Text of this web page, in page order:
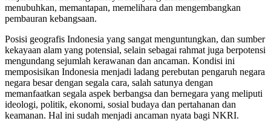
menubuhkan, memantapan, memelihara dan mengembangkan
pembauran kebangsaan.
Posisi geografis Indonesia yang sangat menguntungkan, dan sumber
kekayaan alam yang potensial, selain sebagai rahmat juga berpotensi
mengundang sejumlah kerawanan dan ancaman. Kondisi ini
memposisikan Indonesia menjadi ladang perebutan pengaruh negara
negara besar dengan segala cara, salah satunya dengan
memanfaatkan segala aspek berbangsa dan bernegara yang meliputi
ideologi, politik, ekonomi, sosial budaya dan pertahanan dan
keamanan. Hal ini sudah menjadi ancaman nyata bagi NKRI.